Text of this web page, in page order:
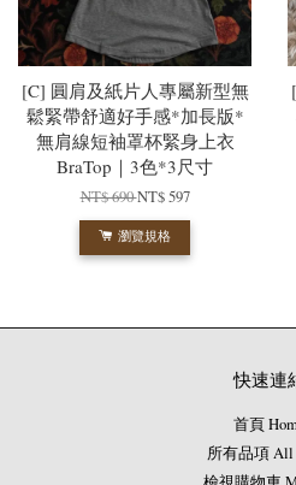
[C] 圓肩及紙片人專屬新型無
鬆緊帶舒適好手感*加長版*
無肩線短袖罩杯緊身上衣
BraTop｜3色*3尺寸
NT$ 690NT$ 597
瀏覽規格
快速連
首頁
所有品項 All